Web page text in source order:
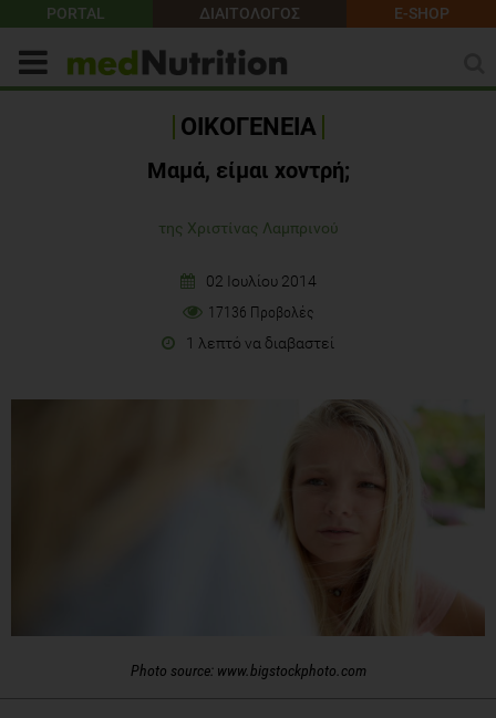
PORTAL ΔΙΑΙΤΟΛΟΓΟΣ E-SHOP
ΟΙΚΟΓΕΝΕΙΑ
Μαμά, είμαι χοντρή;
της Χριστίνας Λαμπρινού
02 Ιουλίου 2014
17136 Προβολές
1 λεπτό να διαβαστεί
Photo source: www.bigstockphoto.com